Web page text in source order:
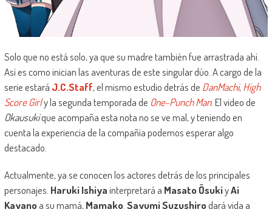
Solo que no está solo, ya que su madre también fue arrastrada ahí.
Así es como inician las aventuras de este singular dúo. A cargo de la
serie estará J.C.Staff, el mismo estudio detrás de DanMachi, High
Score Girly la segunda temporada de One-Punch Man. El video de
Okausukique acompaña esta nota no se ve mal, y teniendo en
cuenta la experiencia de la compañía podemos esperar algo
destacado.
Actualmente, ya se conocen los actores detrás de los principales
personajes. Haruki Ishiyainterpretará a Masato ŌsukiyAi
Kayanoa su mamá, Mamako. Sayumi Suzushirodará vida a